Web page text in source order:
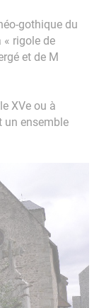
gothique du
« rigole de
et de M
XVe ou à
un ensemble